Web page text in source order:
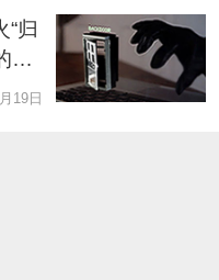
“归
生
19日